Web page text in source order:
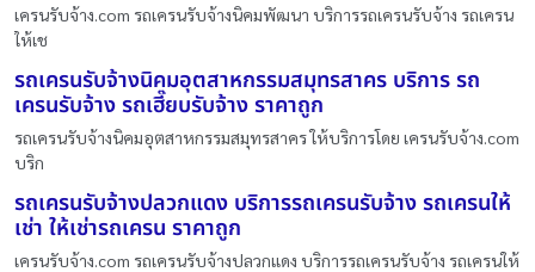
เครนรับจ้าง.com รถเครนรับจ้างนิคมพัฒนา บริการรถเครนรับจ้าง รถเครน
ให้เช
รถเครนรับจ้างนิคมอุตสาหกรรมสมุทรสาคร บริการ รถ
เครนรับจ้าง รถเฮี๊ยบรับจ้าง ราคาถูก
รถเครนรับจ้างนิคมอุตสาหกรรมสมุทรสาคร ให้บริการโดย เครนรับจ้าง.com
บริก
รถเครนรับจ้างปลวกแดง บริการรถเครนรับจ้าง รถเครนให้
เช่า ให้เช่ารถเครน ราคาถูก
เครนรับจ้าง.com รถเครนรับจ้างปลวกแดง บริการรถเครนรับจ้าง รถเครนให้